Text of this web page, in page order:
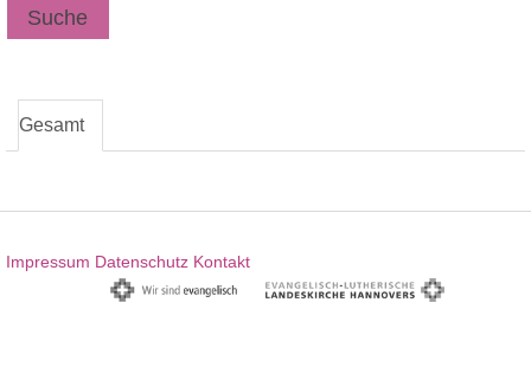
Suche
Gesamt
Impressum Datenschutz Kontakt